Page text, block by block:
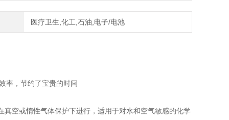
医疗卫生,化工,石油,电子/电池
率，节约了宝贵的时间
空或惰性气体保护下进行，适用于对水和空气敏感的化学